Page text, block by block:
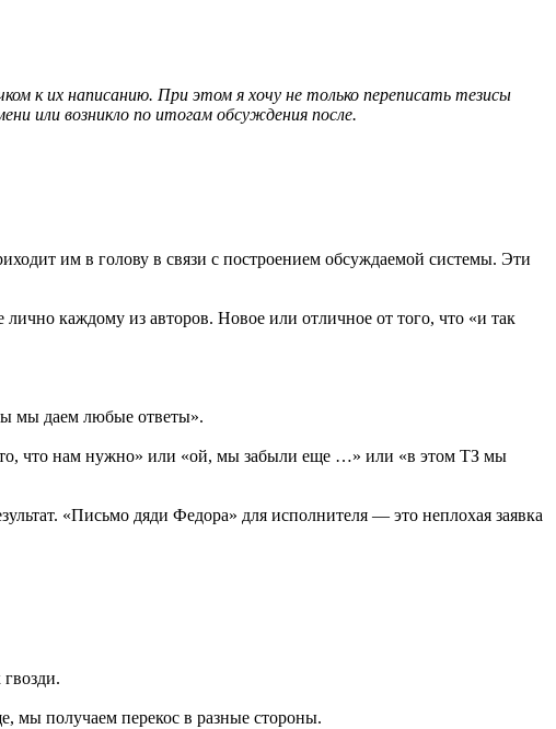
к их написанию. При этом я хочу не только переписать тезисы
или возникло по итогам обсуждения после.
им в голову в связи с построением обсуждаемой системы. Эти
каждому из авторов. Новое или отличное от того, что «и так
мы даем любые ответы».
что нам нужно» или «ой, мы забыли еще …» или «в этом ТЗ мы
«Письмо дяди Федора» для исполнителя — это неплохая заявка
мы получаем перекос в разные стороны.